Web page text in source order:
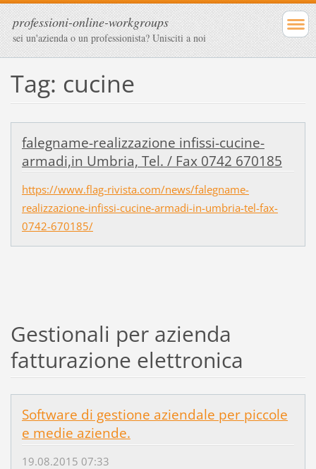
professioni-online-workgroups
sei un'azienda o un professionista? Unisciti a noi
Tag: cucine
falegname-realizzazione infissi-cucine-
armadi,in Umbria, Tel. / Fax 0742 670185
https://www.flag-rivista.com/news/falegname-
realizzazione-infissi-cucine-armadi-in-umbria-tel-fax-
0742-670185/
Gestionali per azienda
fatturazione elettronica
Software di gestione aziendale per piccole
e medie aziende.
19.08.2015 07:33